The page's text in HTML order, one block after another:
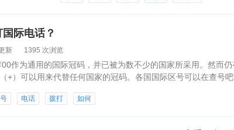
际电话？
新 1395 次浏览
作为通用的国际冠码，并已被为数不少的国家所采用。然而
+）可以用来代替任何国家的冠码。各国国际区号可以在查号吧
电话 拨打 如何